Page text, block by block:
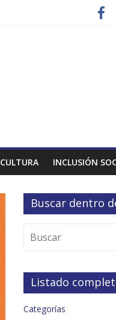
CULTURA INCLUSIÓN
Buscar dentro
Listado
Categorías